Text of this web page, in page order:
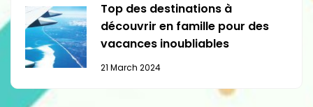
Top des destinations à
découvrir en famille pour des
vacances inoubliables
21 March 2024